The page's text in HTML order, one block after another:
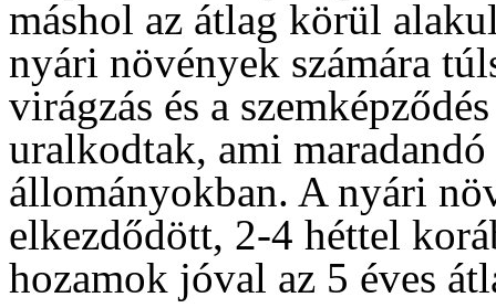
máshol az átlag körül
nyári növények számára
virágzás és a
uralkodtak, ami
állományokban. A nyári
elkezdődött, 2-4 héttel
hozamok jóval az 5 éves